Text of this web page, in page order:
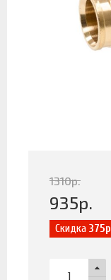
1310р.
935р.
Скидка